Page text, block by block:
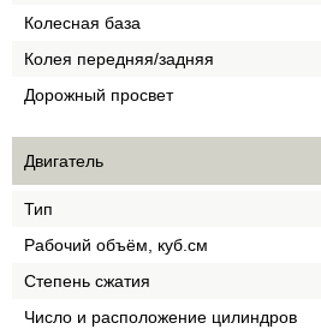
Колесная база
Колея передняя/задняя
Дорожный просвет
Двигатель
Тип
Рабочий объём, куб.см
Степень сжатия
Число и расположение цилиндров